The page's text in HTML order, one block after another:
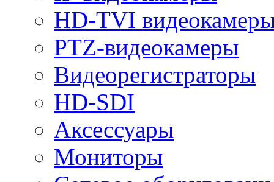
HD-TVI
PTZ-видеокамеры
Видеорегистраторы
HD-SDI
Аксессуары
Мониторы